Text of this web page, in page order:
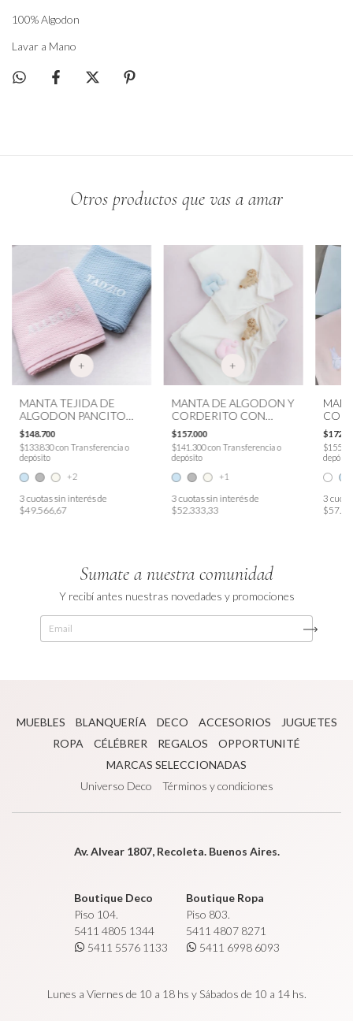
100% Algodon
Lavar a Mano
Otros productos que vas a amar
+
MANTA TEJIDA DE
ALGODON PANCITO
PERSONALIZADA
$148.700
$133.830con Transferencia o
depósito
+2
3cuotas sin interés de
$49.566,67
+
MANTA DE ALGODON Y
CORDERITO CON
ANIMALITOS
APLICADOS
$157.000
$141.300con Transferencia o
depósito
+1
3cuotas sin interés de
$52.333,33
CON
depósito
3
Sumate a nuestra comunidad
Y recibí antes nuestras novedades y promociones
MUEBLES BLANQUERÍA DECO ACCESORIOS
JUGUETES
ROPA
CÉLÉBRER REGALOS
OPPORTUNITÉ
MARCAS SELECCIONADAS
Universo Deco
Términos y condiciones
Av. Alvear 1807, Recoleta. Buenos Aires.
Boutique Deco
Piso 104.
5411 4805 1344
5411 5576 1133
Boutique Ropa
Piso 803.
5411 4807 8271
5411 6998 6093
Lunes a Viernes de 10 a 18 hs y Sábados de 10 a 14 hs.